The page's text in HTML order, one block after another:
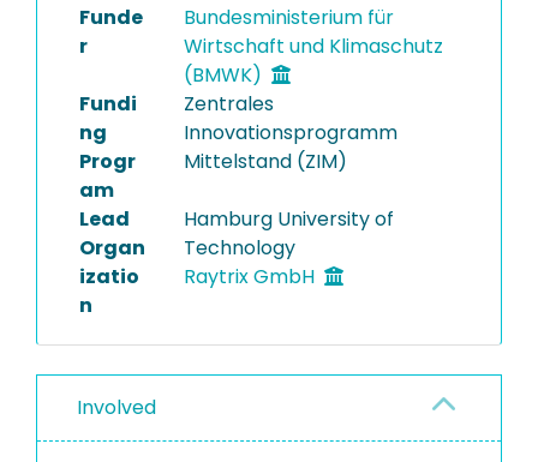
Funde
r
Bundesministerium für
Wirtschaft und Klimaschutz
(BMWK)
Fundi
ng
Progr
am
Zentrales
Innovationsprogramm
Mittelstand (ZIM)
Lead
Organ
izatio
n
Hamburg University of
Technology
Raytrix GmbH
Involved